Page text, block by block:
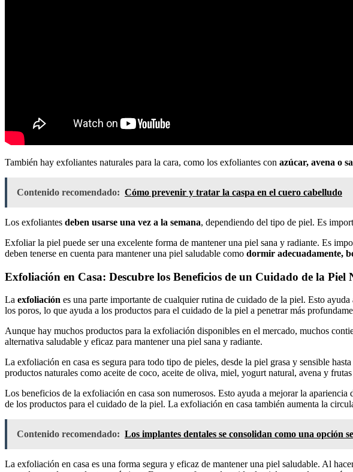
También hay exfoliantes naturales para la cara, como los exfoliantes con azúcar, avena o
Contenido recomendado: Cómo prevenir y tratar la caspa en el cuero cabelludo
Los exfoliantes deben usarse una vez a la semana, dependiendo del tipo de piel. Es
Exfoliar la piel puede ser una excelente forma de mantener una piel sana y radiante. Es
deben tenerse en cuenta para mantener una piel saludable como dormir adecuadamente,
Exfoliación en Casa: Descubre los Beneficios de un Cuidado de la Piel
La exfoliación es una parte importante de cualquier rutina de cuidado de la piel. Esto
los poros, lo que ayuda a los productos para el cuidado de la piel a penetrar más
Aunque hay muchos productos para la exfoliación disponibles en el mercado, muchos
alternativa saludable y eficaz para mantener una piel sana y radiante.
La exfoliación en casa es segura para todo tipo de pieles, desde la piel grasa y sensible
productos naturales como aceite de coco, aceite de oliva, miel, yogurt natural, avena y
Los beneficios de la exfoliación en casa son numerosos. Esto ayuda a mejorar la
de los productos para el cuidado de la piel. La exfoliación en casa también aumenta la
Contenido recomendado: Los implantes dentales se consolidan como una opción
La exfoliación en casa es una forma segura y eficaz de mantener una piel saludable. Al